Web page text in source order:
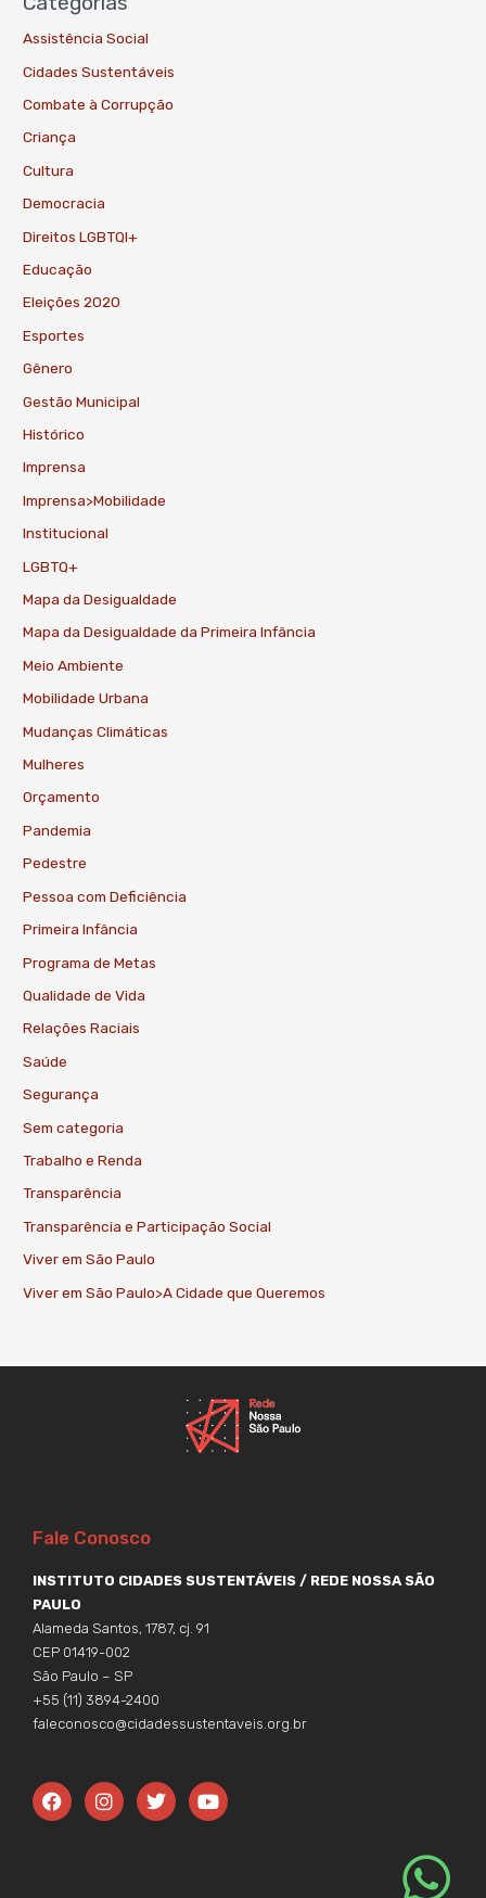
Assistência Social
Cidades Sustentáveis
Combate à Corrupção
Criança
Cultura
Democracia
Direitos LGBTQI+
Educação
Eleições 2020
Esportes
Gênero
Gestão Municipal
Histórico
Imprensa
Imprensa>Mobilidade
Institucional
LGBTQ+
Mapa da Desigualdade
Mapa da Desigualdade da Primeira Infância
Meio Ambiente
Mobilidade Urbana
Mudanças Climáticas
Mulheres
Orçamento
Pandemia
Pedestre
Pessoa com Deficiência
Primeira Infância
Programa de Metas
Qualidade de Vida
Relações Raciais
Saúde
Segurança
Sem categoria
Trabalho e Renda
Transparência
Transparência e Participação Social
Viver em São Paulo
Viver em São Paulo>A Cidade que Queremos
Fale Conosco
INSTITUTO CIDADES SUSTENTÁVEIS / REDE NOSSA SÃO
PAULO
Alameda Santos, 1787, cj. 91
CEP 01419-002
São Paulo – SP
+55 (11) 3894-2400
faleconosco@cidadessustentaveis.org.br
F
a
I
n
T
w
Y
o